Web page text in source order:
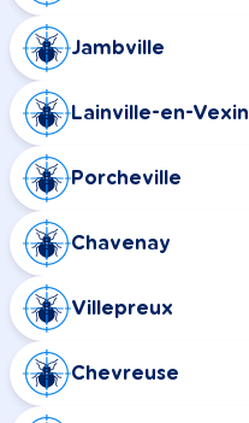
Jambville
Lainville-en-Vexin
Porcheville
Chavenay
Villepreux
Chevreuse